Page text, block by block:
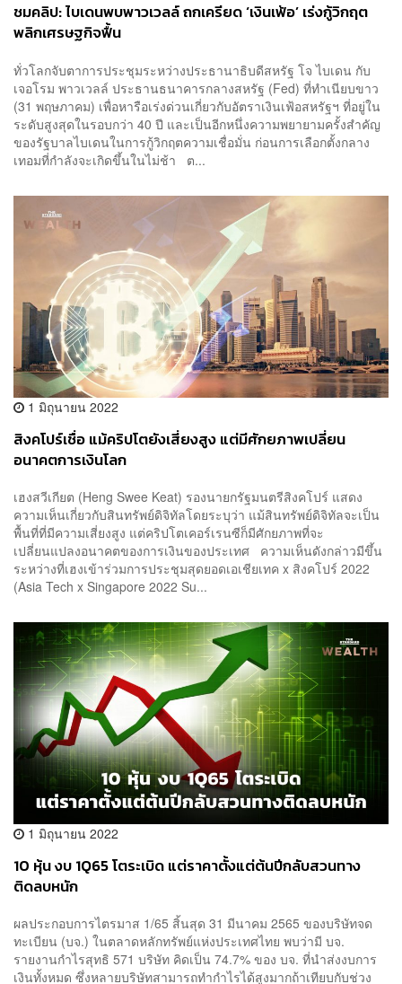
ชมคลิป: ไบเดนพบพาวเวลล์ ถกเครียด ‘เงินเฟ้อ’ เร่งกู้วิกฤต
พลิกเศรษฐกิจฟื้น
ทั่วโลกจับตาการประชุมระหว่างประธานาธิบดีสหรัฐ โจ ไบเดน กับ
เจอโรม พาวเวลล์ ประธานธนาคารกลางสหรัฐ (Fed) ที่ทำเนียบขาว
(31 พฤษภาคม) เพื่อหารือเร่งด่วนเกี่ยวกับอัตราเงินเฟ้อสหรัฐฯ ที่อยู่ใน
ระดับสูงสุดในรอบกว่า 40 ปี และเป็นอีกหนึ่งความพยายามครั้งสำคัญ
ของรัฐบาลไบเดนในการกู้วิกฤตความเชื่อมั่น ก่อนการเลือกตั้งกลาง
เทอมที่กำลังจะเกิดขึ้นในไม่ช้า ต...
1 มิถุนายน 2022
สิงคโปร์เชื่อ แม้คริปโตยังเสี่ยงสูง แต่มีศักยภาพเปลี่ยน
อนาคตการเงินโลก
เฮงสวีเกียต (Heng Swee Keat) รองนายกรัฐมนตรีสิงคโปร์ แสดง
ความเห็นเกี่ยวกับสินทรัพย์ดิจิทัลโดยระบุว่า แม้สินทรัพย์ดิจิทัลจะเป็น
พื้นที่ที่มีความเสี่ยงสูง แต่คริปโตเคอร์เรนซีก็มีศักยภาพที่จะ
เปลี่ยนแปลงอนาคตของการเงินของประเทศ ความเห็นดังกล่าวมีขึ้น
ระหว่างที่เฮงเข้าร่วมการประชุมสุดยอดเอเชียเทค x สิงคโปร์ 2022
(Asia Tech x Singapore 2022 Su...
1 มิถุนายน 2022
10 หุ้น งบ 1Q65 โตระเบิด แต่ราคาตั้งแต่ต้นปีกลับสวนทาง
ติดลบหนัก
ผลประกอบการไตรมาส 1/65 สิ้นสุด 31 มีนาคม 2565 ของบริษัทจด
ทะเบียน (บจ.) ในตลาดหลักทรัพย์แห่งประเทศไทย พบว่ามี บจ.
รายงานกำไรสุทธิ 571 บริษัท คิดเป็น 74.7% ของ บจ. ที่นำส่งงบการ
เงินทั้งหมด ซึ่งหลายบริษัทสามารถทำกำไรได้สูงมากถ้าเทียบกับช่วง